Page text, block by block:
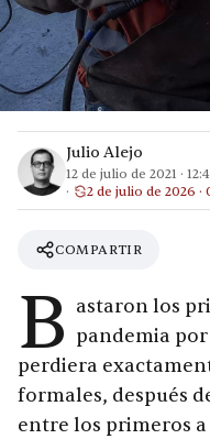
Julio Alejo
12 de julio de 2021 ·
2 de julio de 2026 ·
COMPARTIR
B astaron los
pandemia por
perdiera
formales, después
entre los primeros